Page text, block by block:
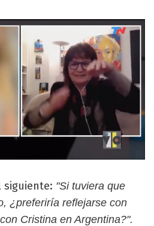
siguiente: "Si tuviera que
¿preferiría reflejarse con
Cristina en Argentina?".